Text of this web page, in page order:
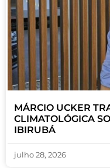
MÁRCIO UCKER
CLIMATOLÓGICA
IBIRUBÁ
julho 28, 2026